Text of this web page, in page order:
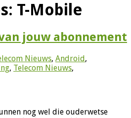
T-Mobile
jouw abonnement
Nieuws, Android,
, Telecom Nieuws,
nog wel die ouderwetse